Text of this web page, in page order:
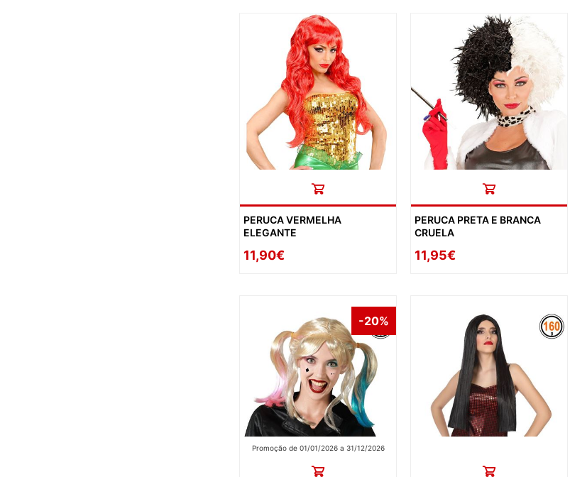
PERUCA VERMELHA
ELEGANTE
11,90€
PERUCA PRETA E BRANCA
CRUELA
11,95€
-20%
Promoção de 01/01/2026 a 31/12/2026